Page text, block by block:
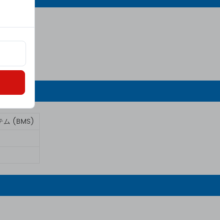
ム (BMS)